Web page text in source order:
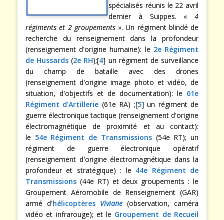
spécialisés réunis le 22 avril
dernier à Suippes. « 4
régiments et 2 groupements». Un régiment blindé de
recherche du renseignement dans la profondeur
(renseignement d'origine humaine): le 2e Régiment
de Hussards (2e RH);[4] un régiment de surveillance
du champ de bataille avec des drones
(renseignement d'origine image photo et vidéo, de
situation, d'objectifs et de documentation): le 61e
Régiment d'Artillerie (61e RA) ;[5] un régiment de
guerre électronique tactique (renseignement d'origine
électromagnétique de proximité et au contact):
le 54e Régiment de Transmissions(54e RT); un
régiment de guerre électronique opératif
(renseignement d'origine électromagnétique dans la
profondeur et stratégique) : le 44e Régiment de
Transmissions (44e RT) et deux groupements : le
Groupement Aéromobile de Renseignement (GAR)
armé d'hélicoptères Viviane (observation, caméra
vidéo et infrarouge); et le Groupement de Recueil